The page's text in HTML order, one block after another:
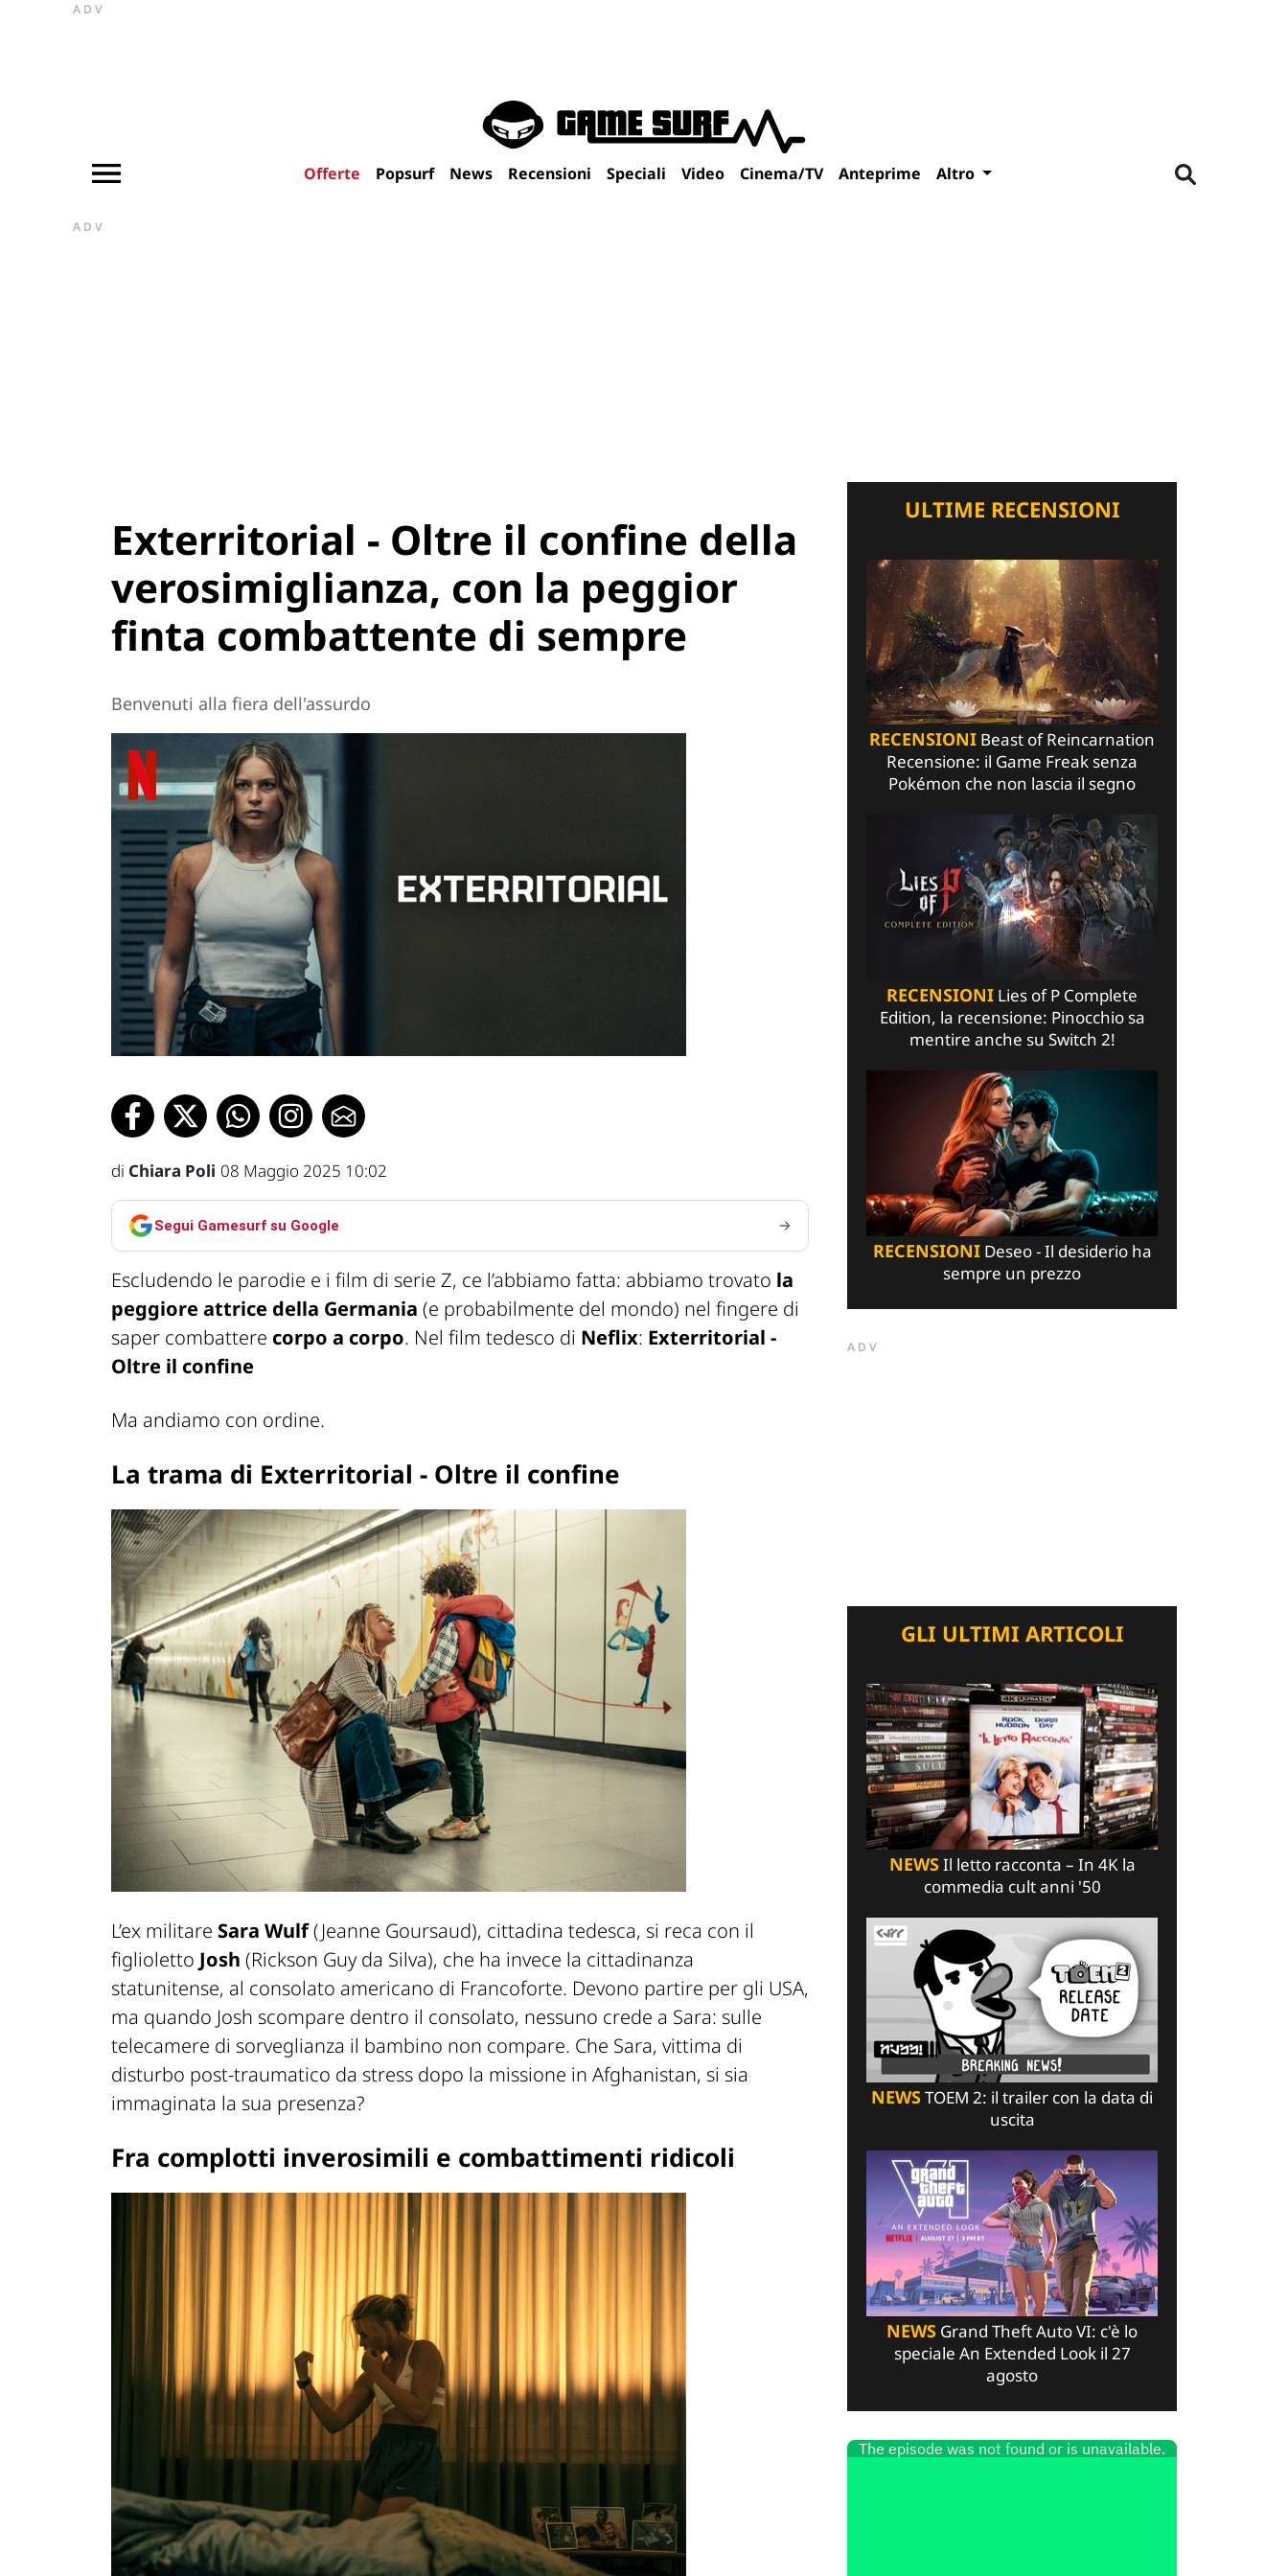
ADV
Offerte Popsurf News Recensioni Speciali Video Cinema/TV Anteprime Altro
ADV
Exterritorial - Oltre il confine della
verosimiglianza, con la peggior
finta combattente di sempre
Benvenuti alla fiera dell'assurdo
di Chiara Poli 08 Maggio 2025 10:02
Segui Gamesurf su Google
Escludendo le parodie e i film di serie Z, ce l’abbiamo fatta: abbiamo trovato la
peggiore attrice della Germania (e probabilmente del mondo) nel fingere di
saper combattere corpo a corpo. Nel film tedesco di Neflix: Exterritorial -
Oltre il confine
Ma andiamo con ordine.
La trama di Exterritorial - Oltre il confine
L’ex militare Sara Wulf(Jeanne Goursaud), cittadina tedesca, si reca con il
figlioletto Josh (Rickson Guy da Silva), che ha invece la cittadinanza
statunitense, al consolato americano di Francoforte. Devono partire per gli USA,
ma quando Josh scompare dentro il consolato, nessuno crede a Sara: sulle
telecamere di sorveglianza il bambino non compare. Che Sara, vittima di
disturbo post-traumatico da stress dopo la missione in Afghanistan, si sia
immaginata la sua presenza?
Fra complotti inverosimili e combattimenti ridicoli
ULTIME RECENSIONI
RECENSIONI Beast of Reincarnation
Recensione: il Game Freak senza
Pokémon che non lascia il segno
RECENSIONI Lies of P Complete
Edition, la recensione: Pinocchio sa
mentire anche su Switch 2!
RECENSIONIDeseo - Il desiderio ha
sempre un prezzo
ADV
GLI ULTIMI ARTICOLI
NEWSIl letto racconta – In 4K la
commedia cult anni '50
NEWSTOEM 2: il trailer con la data di
uscita
NEWS Grand Theft Auto VI: c'è lo
speciale An Extended Look il 27
agosto